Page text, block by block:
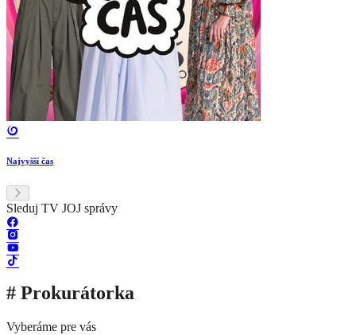
Najvyšší čas
Sleduj TV JOJ správy
# Prokurátorka
Vyberáme pre vás